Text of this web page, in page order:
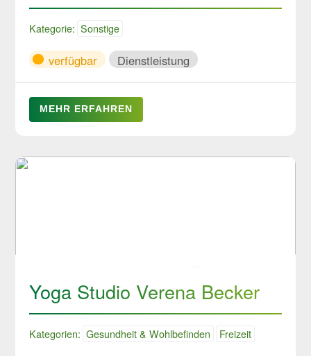
Kategorie: Sonstige
verfügbar Dienstleistung
MEHR ERFAHREN
Yoga Studio Verena Becker
Kategorien: Gesundheit & Wohlbefinden Freizeit